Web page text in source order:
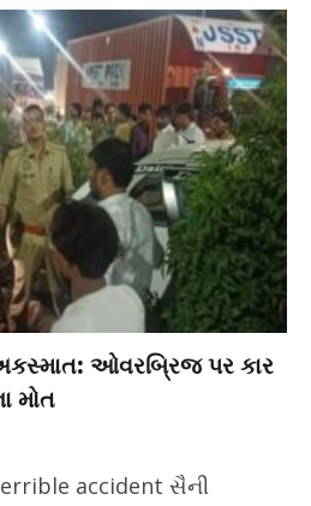
ઓવરબ્રિજ પર કાર
મોત
accident સૈની